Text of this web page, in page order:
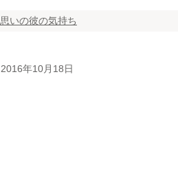
いの彼の気持ち
2016年10月18日